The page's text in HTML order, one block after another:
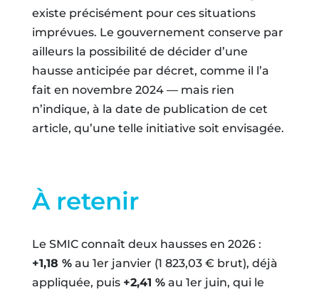
existe précisément pour ces situations
imprévues. Le gouvernement conserve par
ailleurs la possibilité de décider d’une
hausse anticipée par décret, comme il l’a
fait en novembre 2024 — mais rien
n’indique, à la date de publication de cet
article, qu’une telle initiative soit envisagée.
À retenir
Le SMIC connaît deux hausses en 2026 :
+1,18 %au 1er janvier (1 823,03 € brut), déjà
appliquée, puis +2,41 %au 1er juin, qui le